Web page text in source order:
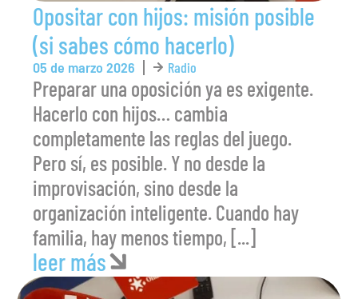
Opositar con hijos: misión posible
(si sabes cómo hacerlo)
05 de marzo 2026 Radio
Preparar una oposición ya es exigente.
Hacerlo con hijos… cambia
completamente las reglas del juego.
Pero sí, es posible. Y no desde la
improvisación, sino desde la
organización inteligente. Cuando hay
familia, hay menos tiempo, [...]
leer más